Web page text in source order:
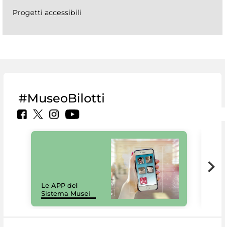
Progetti accessibili
#MuseoBilotti
Le APP del
Sistema Musei